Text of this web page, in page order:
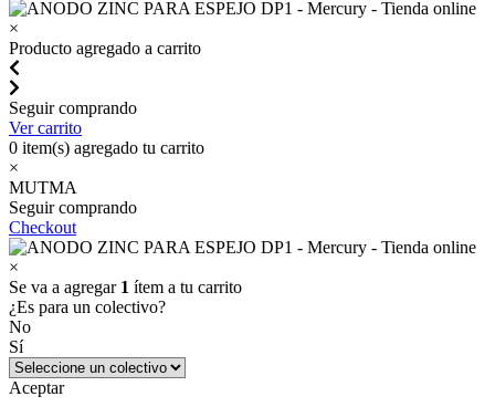
×
Producto agregado a carrito
Seguir comprando
Ver carrito
0 item(s) agregado tu carrito
×
MUTMA
Seguir comprando
Checkout
×
Se va a agregar 1 ítem a tu carrito
¿Es para un colectivo?
No
Sí
Aceptar